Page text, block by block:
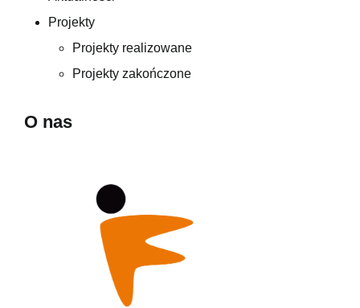
Projekty
Projekty realizowane
Projekty zakończone
O nas